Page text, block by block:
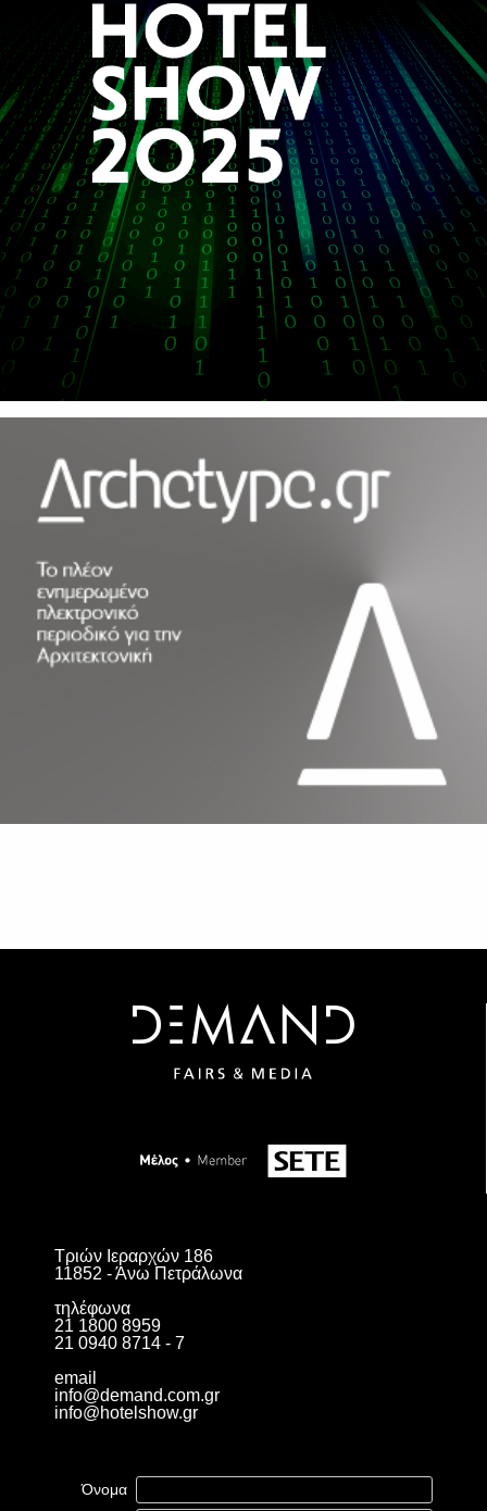
Τριών Ιεραρχών 186
11852 - Άνω Πετράλωνα
τηλέφωνα
21 1800 8959
21 0940 8714 - 7
email
info@demand.com.gr
info@hotelshow.gr
Όνομα